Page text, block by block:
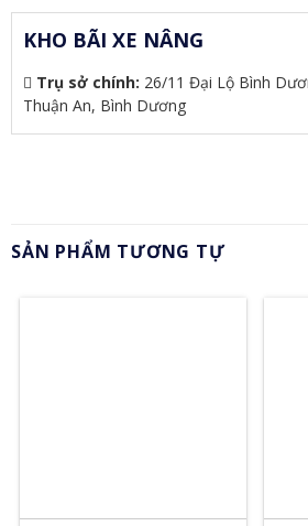
KHO BÃI XE NÂNG
Trụ sở chính: 26/11 Đại Lộ Bình
Thuận An, Bình Dương
SẢN PHẨM TƯƠNG TỰ